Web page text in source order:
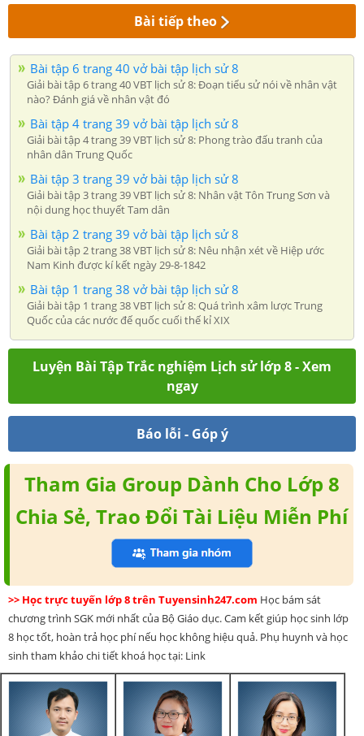
Bài tiếp theo
Bài tập 6 trang 40 vở bài tập lịch sử 8
Giải bài tập 6 trang 40 VBT lịch sử 8: Đoạn tiểu sử nói về nhân vật
nào? Đánh giá về nhân vật đó
Bài tập 4 trang 39 vở bài tập lịch sử 8
Giải bài tập 4 trang 39 VBT lịch sử 8: Phong trào đấu tranh của
nhân dân Trung Quốc
Bài tập 3 trang 39 vở bài tập lịch sử 8
Giải bài tập 3 trang 39 VBT lịch sử 8: Nhân vật Tôn Trung Sơn và
nội dung học thuyết Tam dân
Bài tập 2 trang 39 vở bài tập lịch sử 8
Giải bài tập 2 trang 38 VBT lịch sử 8: Nêu nhận xét về Hiệp ước
Nam Kinh được kí kết ngày 29-8-1842
Bài tập 1 trang 38 vở bài tập lịch sử 8
Giải bài tập 1 trang 38 VBT lịch sử 8: Quá trình xâm lược Trung
Quốc của các nước đế quốc cuối thế kỉ XIX
Luyện Bài Tập Trắc nghiệm Lịch sử lớp 8 - Xem
ngay
Báo lỗi - Góp ý
Tham Gia Group Dành Cho Lớp 8
Chia Sẻ, Trao Đổi Tài Liệu Miễn Phí
>> Học trực tuyến lớp 8 trên Tuyensinh247.com Học bám sát
chương trình SGK mới nhất của Bộ Giáo dục. Cam kết giúp học sinh lớp
8 học tốt, hoàn trả học phí nếu học không hiệu quả. Phụ huynh và học
sinh tham khảo chi tiết khoá học tại: Link